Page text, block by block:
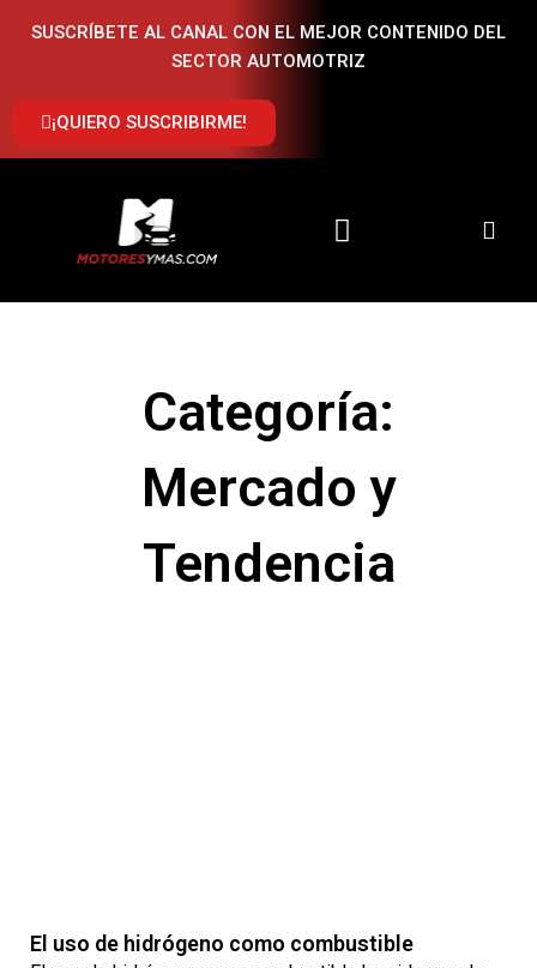
SUSCRÍBETE AL CANAL CON EL MEJOR CONTENIDO DEL
SECTOR AUTOMOTRIZ
¡QUIERO SUSCRIBIRME!
Categoría:
Mercado y
Tendencia
El uso de hidrógeno como combustible